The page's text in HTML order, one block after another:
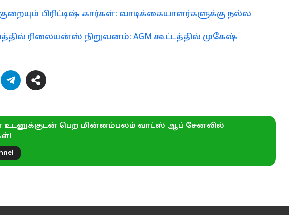
பிரிட்டிஷ் கார்கள்: வாடிக்கையாளர்களுக்கு நல்ல
ரிலையன்ஸ் நிறுவனம்: AGM கூட்டத்தில் முகேஷ்
உடனுக்குடன் பெற மின்னம்பலம் வாட்ஸ் ஆப் சேனலில்